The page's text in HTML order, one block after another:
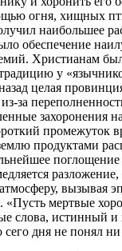
огня, хищных
наибольшее
обеспечение
Христианам
у
целая
за
захоронения
промежуток
продуктами
поглощение
вызывая
«Пусть мертвые
слова, истинный и
сего дня не понял ни